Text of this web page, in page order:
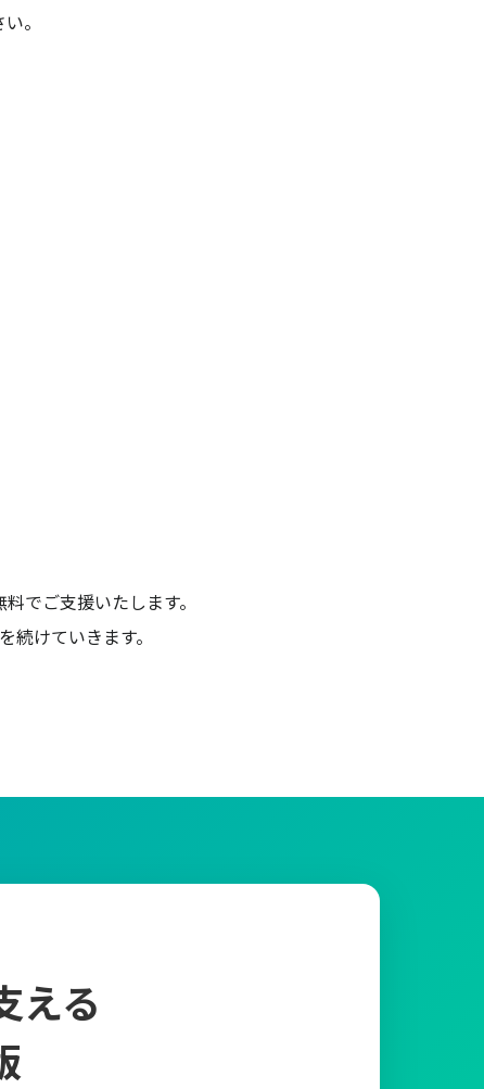
。
でご支援いたします。
けていきます。
える